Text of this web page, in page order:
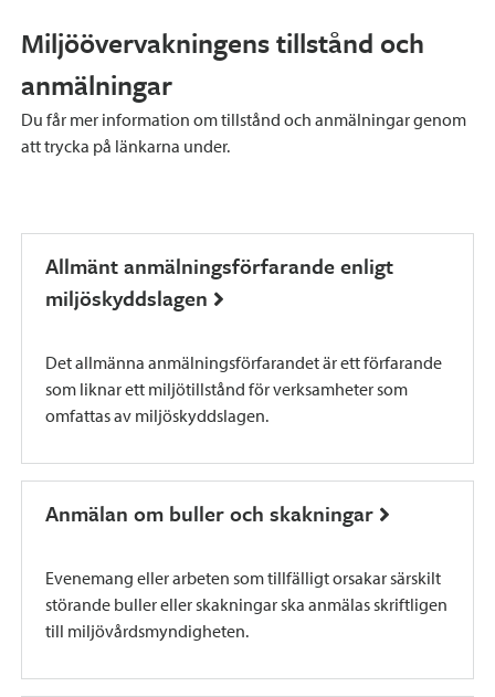
Miljöövervakningens tillstånd och
anmälningar
Du får mer information om tillstånd och anmälningar genom
att trycka på länkarna under.
om tillstånd
Allmänt anmälningsförfarande enligt
miljöskyddslagen
Det allmänna anmälningsförfarandet är ett förfarande
som liknar ett miljötillstånd för verksamheter som
omfattas av miljöskyddslagen.
Anmälan om buller och skakningar
Evenemang eller arbeten som tillfälligt orsakar särskilt
störande buller eller skakningar ska anmälas skriftligen
till miljövårdsmyndigheten.